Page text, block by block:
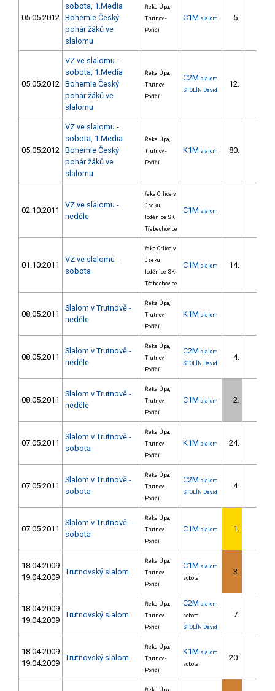
05.05.2012
sobota, 1.Media
Bohemie Český
pohár žáků ve
slalomu
Řeka Úpa,
Trutnov -
Poříčí
C1M slalom 5.
05.05.2012
VZ ve slalomu -
sobota, 1.Media
Bohemie Český
pohár žáků ve
slalomu
Řeka Úpa,
Trutnov -
Poříčí
C2M slalom
STOLÍN David
12.
05.05.2012
VZ ve slalomu -
sobota, 1.Media
Bohemie Český
pohár žáků ve
slalomu
Řeka Úpa,
Trutnov -
Poříčí
K1M slalom 80.
02.10.2011
VZ ve slalomu -
neděle
řeka Orlice v
úseku
loděnice SK
Třebechovice
C1M slalom
01.10.2011
VZ ve slalomu -
sobota
řeka Orlice v
úseku
loděnice SK
Třebechovice
C1M slalom 14.
08.05.2011
Slalom v Trutnově -
neděle
Řeka Úpa,
Trutnov -
Poříčí
K1M slalom
08.05.2011
Slalom v Trutnově -
neděle
Řeka Úpa,
Trutnov -
Poříčí
C2M slalom
STOLÍN David
4.
08.05.2011
Slalom v Trutnově -
neděle
Řeka Úpa,
Trutnov -
Poříčí
C1M slalom 2.
07.05.2011
Slalom v Trutnově -
sobota
Řeka Úpa,
Trutnov -
Poříčí
K1M slalom 24.
07.05.2011
Slalom v Trutnově -
sobota
Řeka Úpa,
Trutnov -
Poříčí
C2M slalom
STOLÍN David
4.
07.05.2011
Slalom v Trutnově -
sobota
Řeka Úpa,
Trutnov -
Poříčí
C1M slalom 1.
18.04.2009
19.04.2009
Trutnovský slalom
Řeka Úpa,
Trutnov -
Poříčí
C1M slalom
sobota
3.
18.04.2009
19.04.2009
Trutnovský slalom
Řeka Úpa,
Trutnov -
Poříčí
C2M slalom
sobota
STOLÍN David
7.
18.04.2009
19.04.2009
Trutnovský slalom
Řeka Úpa,
Trutnov -
Poříčí
K1M slalom
sobota
20.